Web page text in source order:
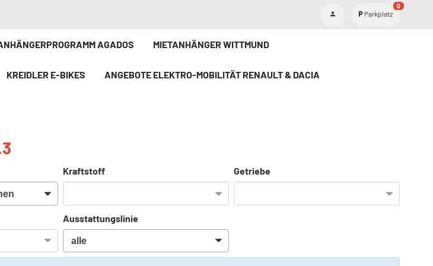
Parkplatz
0
AGADOS MIETANHÄNGER WITTMUND
KREIDLER E-BIKE`S ANGEBOTE ELEKTRO-MOBILITÄT RENAULT & DACIA
Kraftstoff Getriebe
Ausstattungslinie